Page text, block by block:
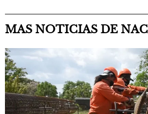
MAS NOTICIAS DE